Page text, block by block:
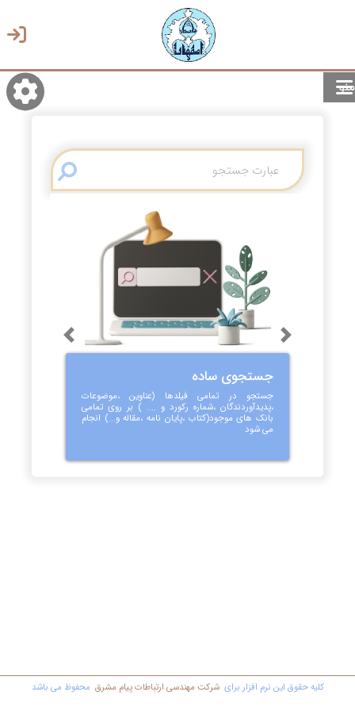
منو
انتخاب زبان
جستجوی ساده
جستجو در تمامی فیلدها (عناوین ،موضوعات
،پدیدآوردندگان ،شماره رکورد و .... ) بر روی تمامی
بانک های موجود(کتاب ،پایان نامه ،مقاله و...) انجام
می شود
Previous Next
کليه حقوق اين نرم افزار برای شرکت مهندسي ارتباطات پیام مشرق محفوظ مي باشد